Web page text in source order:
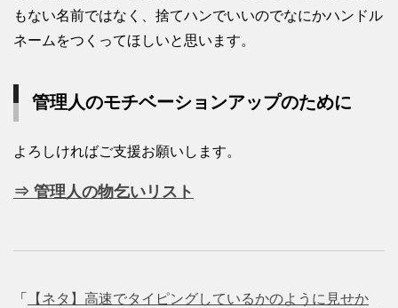
もない名前ではなく、捨てハンでいいのでなにかハンドル
ネームをつくってほしいと思います。
管理人のモチベーションアップのために
よろしければご支援お願いします。
⇒ 管理人の物乞いリスト
「
【ネタ】高速でタイピングしているかのように見せか